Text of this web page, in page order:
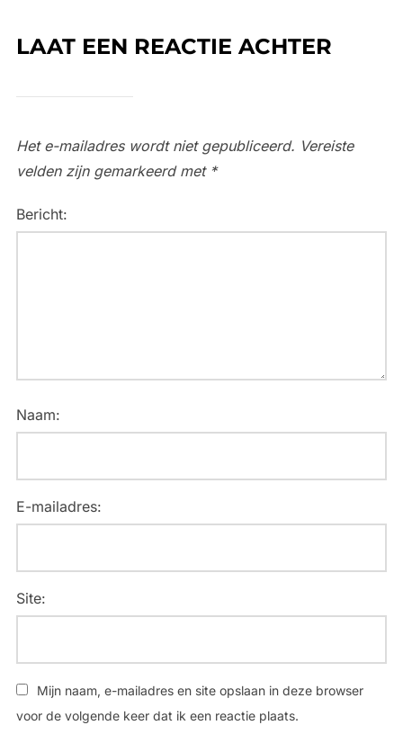
LAAT EEN REACTIE ACHTER
Het e-mailadres wordt niet gepubliceerd. Vereiste
velden zijn gemarkeerd met *
Bericht:
Naam:
E-mailadres:
Site:
Mijn naam, e-mailadres en site opslaan in deze browser
voor de volgende keer dat ik een reactie plaats.